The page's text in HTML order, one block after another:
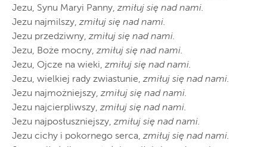
Jezu, Synu Maryi Panny, zmiłuj się nad nami.
Jezu najmilszy, zmiłuj się nad nami.
Jezu przedziwny, zmiłuj się nad nami.
Jezu, Boże mocny, zmiłuj się nad nami.
Jezu, Ojcze na wieki, zmiłuj się nad nami.
Jezu, wielkiej rady zwiastunie, zmiłuj się nad nami.
Jezu najmożniejszy, zmiłuj się nad nami.
Jezu najcierpliwszy, zmiłuj się nad nami.
Jezu najposłuszniejszy, zmiłuj się nad nami.
Jezu cichy i pokornego serca, zmiłuj się nad nami.